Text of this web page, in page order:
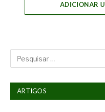
ADICIONAR
ARTIGOS